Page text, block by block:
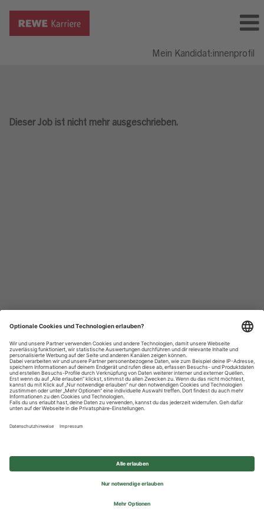
Mein Kandidat:innenprofil
Dieser Job ist nicht mehr ausgeschrieben.
Datenschutzhinweise
Impressum
Privatsphäre-Einstellungen
© 2026 REWE Group - All rights reserved